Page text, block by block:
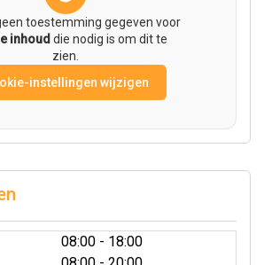
toestemming gegeven voor
inhoud die nodig is om dit te
zien.
instellingen wijzigen
08:00 - 18:00